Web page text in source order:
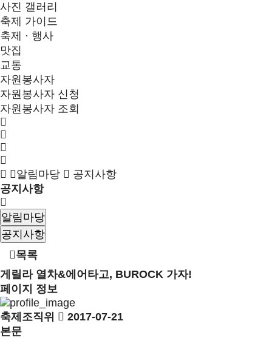
사진 갤러리
축제 가이드
축제 · 행사
맛집
교통
자원봉사자
자원봉사자 신청
자원봉사자 조회
알림마당
공지사항
공지사항
알림마당
공지사항
목록
게릴라 열차&에어타고, BUROCK 가자!
페이지 정보
축제조직위
2017-07-21
본문